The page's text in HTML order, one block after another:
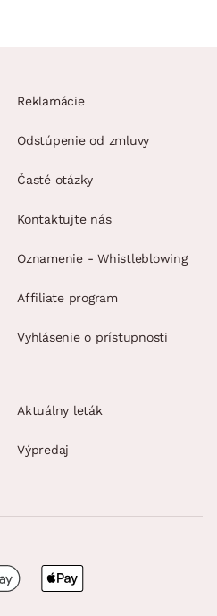
Reklamácie
Odstúpenie od zmluvy
Časté otázky
Kontaktujte nás
Oznamenie - Whistleblowing
Affiliate program
Vyhlásenie o prístupnosti
Aktuálny leták
Výpredaj